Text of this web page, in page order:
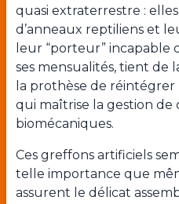
quasi extraterrestre :
d’anneaux reptiliens et
leur “porteur” incapable
ses mensualités, tient de
la prothèse de
qui maîtrise la gestion de
biomécaniques.
Ces greffons artificiels
telle importance que
assurent le délicat